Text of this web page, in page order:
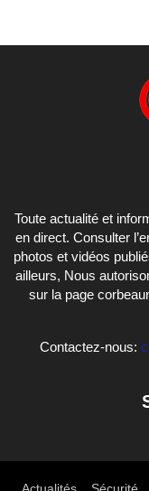
Toute actualité et
en direct. Consulter
photos et vidéos
ailleurs, Nous
sur la page
Contactez-nous: